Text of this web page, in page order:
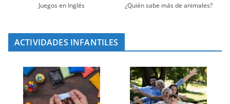
Juegos en Inglés ¿Quién sabe más de animales?
ACTIVIDADES INFANTILES